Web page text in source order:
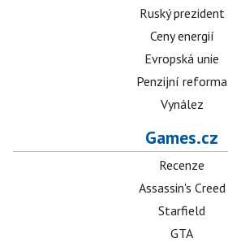
Ruský prezident
Ceny energií
Evropská unie
Penzijní reforma
Vynález
Games.cz
Recenze
Assassin's Creed
Starfield
GTA